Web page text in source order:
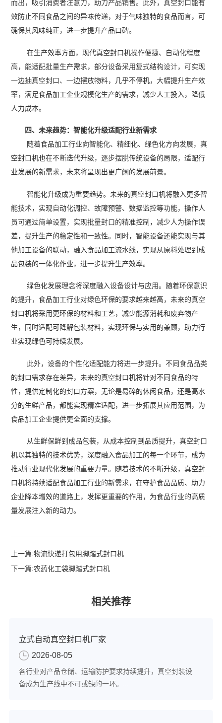
而出，吸引消费者注意力，助力产品销售。此外，真空封口能有
效防止不同食品之间的异味传递，对于气味独特的食品而言，可
确保其风味纯正，进一步提升产品口碑。
在生产效率方面，现代真空封口机操作便捷、自动化程度
高，能适配批量生产需求，部分设备采用复式结构设计，可实现
一边抽真空封口、一边摆放物料，几乎不停机，大幅提升生产效
率，满足食品加工企业规模化生产的需求，减少人工投入，降低
人力成本。
四、未来趋势：智能化升级适配行业新需求
随着食品加工行业向智能化、精细化、绿色化方向发展，真
空封口机也在不断迭代升级，逐步摆脱传统设备的局限，适配行
业发展的新需求，未来将呈现出更广阔的发展前景。
智能化升级成为重要趋势。未来的真空封口机将融入更多智
能技术，实现自动化调控、故障预警、数据监控等功能，操作人
员可通过简单设置，实现批量封口的精准控制，减少人为操作误
差，提升生产的稳定性和一致性。同时，智能设备还能实现与其
他加工设备的联动，融入食品加工流水线，实现从原料处理到成
品包装的一体化作业，进一步提升生产效率。
绿色化发展理念将深度融入设备设计与应用。随着环保意识
的提升，食品加工行业对绿色环保的要求越来越高，未来的真空
封口机将采用更环保的材料和工艺，减少能源消耗和废弃物产
生，同时适配可降解包装材料，实现环保与实用的兼顾，助力行
业实现绿色可持续发展。
此外，设备的个性化适配能力将进一步提升。不同食品品类
的封口需求存在差异，未来的真空封口机将针对不同食品的特
性，提供定制化的封口方案，无论是易碎的休闲食品，还是高水
分的生鲜产品，都能实现精准适配，进一步拓展其应用范围，为
食品加工企业提供更全面的支撑。
从生鲜保鲜到成品包装，从成本控制到品质提升，真空封口
机以其独特的技术优势，深度融入食品加工的每一个环节，成为
推动行业现代化发展的重要力量。随着技术的不断升级，真空封
口机将持续适配食品加工行业的新需求，在守护食品品质、助力
企业降本增效的道路上，发挥更重要的作用，为食品行业的高质
量发展注入新的动力。
上一篇:物流快递打包用脚踏式封口机
下一篇:农药化工袋脚踏式封口机
相关推荐
立式自动真空封口机厂家
2026-08-05
各行业对产品仓储、运输防护要求持续提升，真空封装设
备成为生产线中不可或缺的一环。...